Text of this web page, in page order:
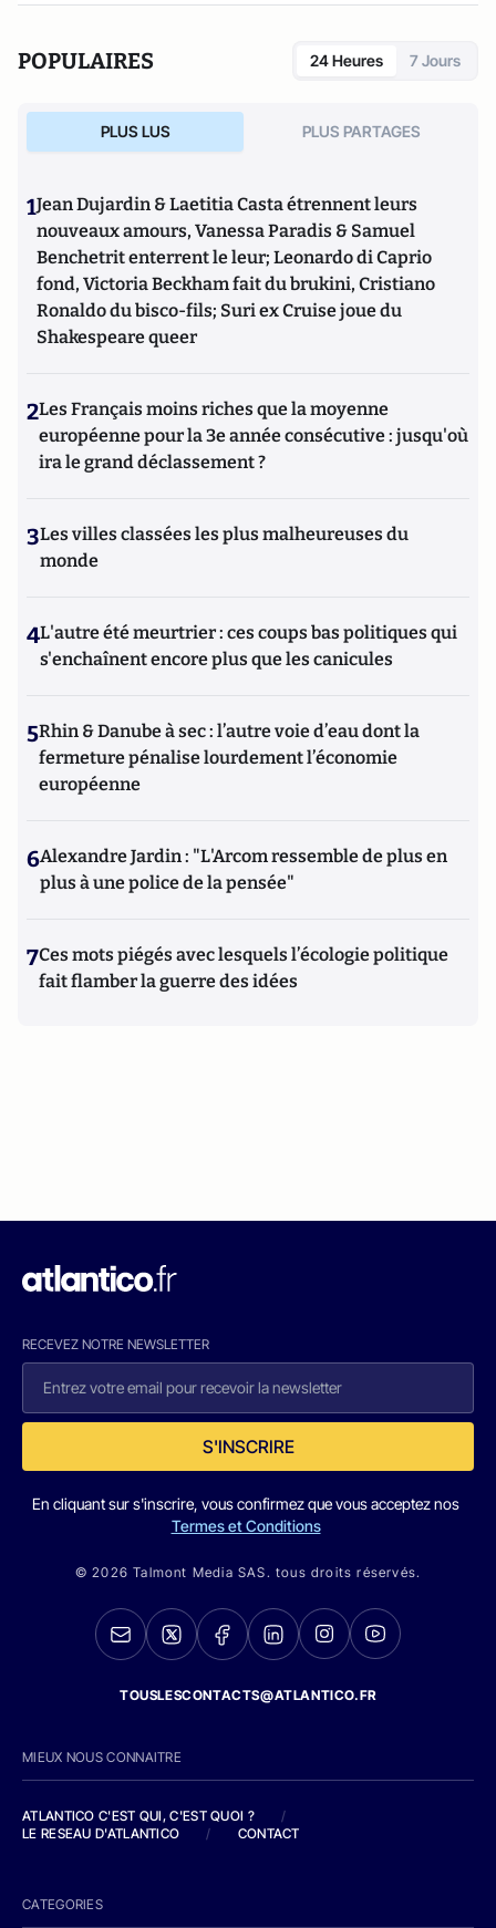
POPULAIRES 24 Heures 7 Jours
PLUS LUS PLUS PARTAGES
1Jean Dujardin & Laetitia Casta étrennent leurs
nouveaux amours, Vanessa Paradis & Samuel
Benchetrit enterrent le leur; Leonardo di Caprio
fond, Victoria Beckham fait du brukini, Cristiano
Ronaldo du bisco-fils; Suri ex Cruise joue du
Shakespeare queer
2Les Français moins riches que la moyenne
européenne pour la 3e année consécutive : jusqu'où
ira le grand déclassement ?
3Les villes classées les plus malheureuses du
monde
4L'autre été meurtrier : ces coups bas politiques qui
s'enchaînent encore plus que les canicules
5Rhin & Danube à sec : l’autre voie d’eau dont la
fermeture pénalise lourdement l’économie
européenne
6Alexandre Jardin : "L'Arcom ressemble de plus en
plus à une police de la pensée"
7Ces mots piégés avec lesquels l’écologie politique
fait flamber la guerre des idées
RECEVEZ NOTRE NEWSLETTER
S'INSCRIRE
En cliquant sur s'inscrire, vous confirmez que vous acceptez nos
Termes et Conditions
© 2026 Talmont Media SAS. tous droits réservés.
TOUSLESCONTACTS@ATLANTICO.FR
MIEUX NOUS CONNAITRE
ATLANTICO C'EST QUI, C'EST QUOI ?
/
LE RESEAU D'ATLANTICO
/ CONTACT
CATEGORIES